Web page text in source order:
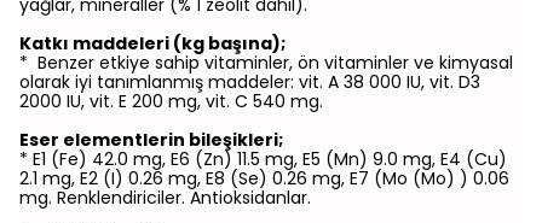
yağlar, mineraller (% 1 zeolit dahil).
Katkı maddeleri (kg başına);
* Benzer etkiye sahip vitaminler, ön vitaminler ve kimyasal
olarak iyi tanımlanmış maddeler: vit. A 38 000 IU, vit. D3
2000 IU, vit. E 200 mg, vit. C 540 mg.
Eser elementlerin bileşikleri;
* E1 (Fe) 42.0 mg, E6 (Zn) 11.5 mg, E5 (Mn) 9.0 mg, E4 (Cu)
2.1 mg, E2 (I) 0.26 mg, E8 (Se) 0.26 mg, E7 (Mo (Mo) ) 0.06
mg. Renklendiriciler. Antioksidanlar.